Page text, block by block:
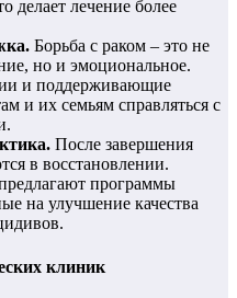
делает лечение более
Борьба с раком – это не
но и эмоциональное.
и поддерживающие
и их семьям справляться с
После завершения
в восстановлении.
программы
на улучшение качества
клиник